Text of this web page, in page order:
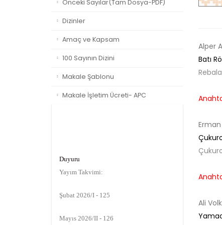
Önceki Sayılar(Tam Dosya-PDF)
Dizinler
Amaç ve Kapsam
100 Sayının Dizini
Makale Şablonu
Makale İşletim Ücreti- APC
Yayım Takvimi:
Alper
Batı
Ali